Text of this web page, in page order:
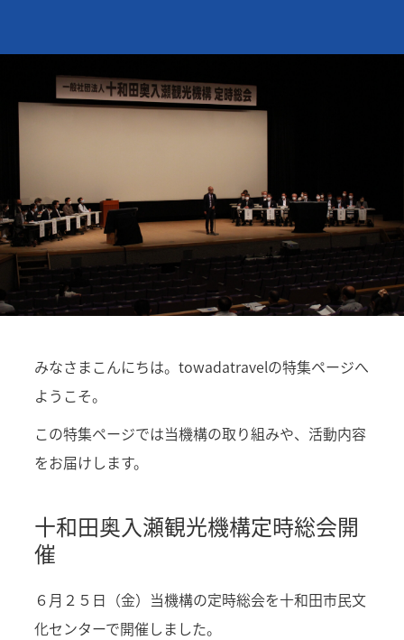
みなさまこんにちは。towadatravelの特集ページへ
ようこそ。
この特集ページでは当機構の取り組みや、活動内容
をお届けします。
十和田奥入瀬観光機構定時総会開
催
６月２５日（金）当機構の定時総会を十和田市民文
化センターで開催しました。